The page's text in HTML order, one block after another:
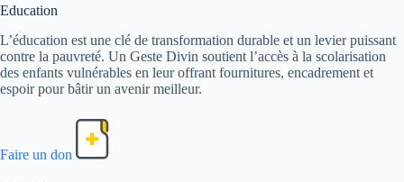
Education
L’éducation est une clé de transformation durable et un levier puissant
contre la pauvreté. Un Geste Divin soutient l’accès à la scolarisation
des enfants vulnérables en leur offrant fournitures, encadrement et
espoir pour bâtir un avenir meilleur.
Faire un don